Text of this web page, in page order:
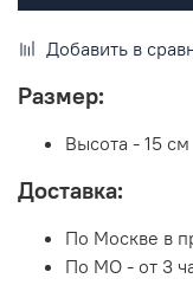
Добавить в
Размер:
Высота - 15 см
Доставка:
По Москве в
По МО - от 3